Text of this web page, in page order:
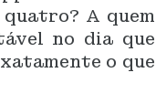
A quem
no dia que
o que